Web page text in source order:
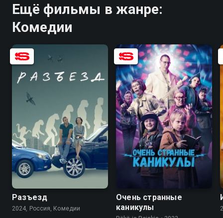
Ещё фильмы в жанре:
Комедии
7.7 2.8
Разъезд
2024, Россия, Комедии
5.9 5.5
Очень странные
каникулы